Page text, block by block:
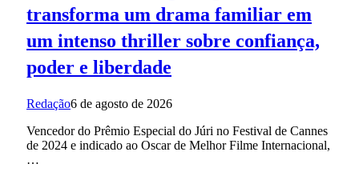
transforma um drama familiar em
um intenso thriller sobre confiança,
poder e liberdade
Redação6 de agosto de 2026
Vencedor do Prêmio Especial do Júri no Festival de Cannes
de 2024 e indicado ao Oscar de Melhor Filme Internacional,
…